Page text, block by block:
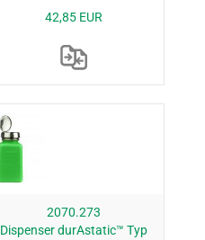
42,85 EUR
2070.273
Dispenser durAstatic™ Typ